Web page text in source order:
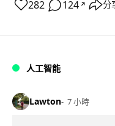
282 124 ↗ 分
人工智能
Lawton 7 小時